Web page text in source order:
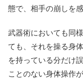
態で、相手の崩しを
武器術においても同
ても、それを操る身
を持っている分だけ
ことのない身体操作